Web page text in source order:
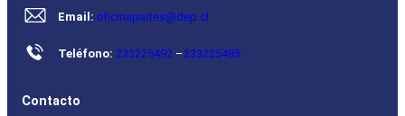
Email: oficinapartes@dep.cl
Teléfono: 233225492 –233225485
Contacto